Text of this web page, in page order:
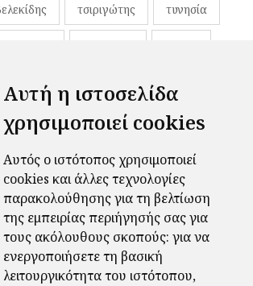
Αυτή η ιστοσελίδα
χρησιμοποιεί cookies
Αυτός ο ιστότοπος χρησιμοποιεί
cookies και άλλες τεχνολογίες
παρακολούθησης για τη βελτίωση
της εμπειρίας περιήγησής σας για
τους ακόλουθους σκοπούς: για να
ενεργοποιήσετε τη βασική
λειτουργικότητα του ιστότοπου,
τσιριγώτης τυνησία
φερνάντο τόρες φίλαθλοι
φιρμίνο φρανκ ντε μπουρ
φωκικός χαβίτο
χάρι πότερ